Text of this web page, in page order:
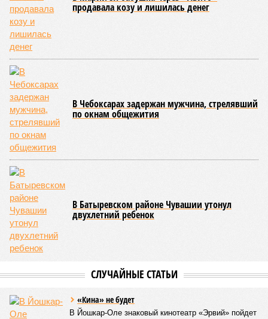
Представители ведомства отметили, что оперативное
принятие указанных мер позволило избежать
возникновения массовых инфекционных заболеваний
среди детей, находившихся в оздоровительных
учреждениях.
Помимо этого, специалистами проводился лабораторный
контроль качества воды и готовой продукции: из всех
отобранных проб воды в двух случаях (что составило
1,9%) были зафиксированы отклонения по
микробиологическим показателям; также одно готовое
блюдо не соответствовало установленным нормам по
показателю калорийности.
Все лагеря перед началом работы смен прошли
обязательную обработку территорий против клещей,
грызунов и насекомых. Питание в учреждениях
обеспечивают 21 оператор, причём в отношении каждого из
них организован постоянный лабораторный мониторинг.
В ходе заседания был также вынесен на обсуждение ряд
эпидемиологического благополучия детей в летних лагерях
и на повышение действенности самой системы